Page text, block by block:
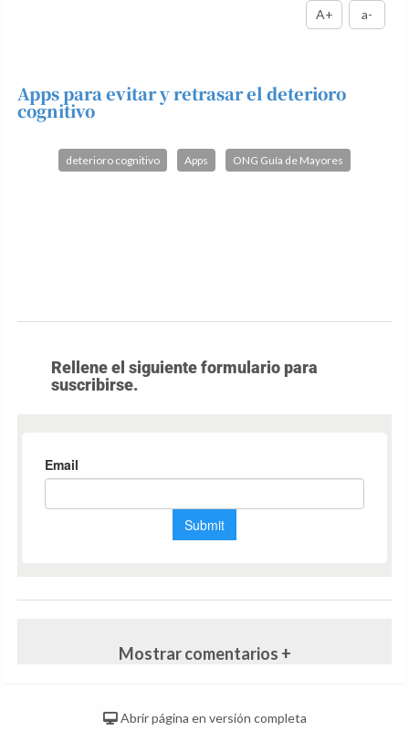
A+
a-
Apps para evitar y retrasar el deterioro
cognitivo
deterioro cognitivo Apps ONG Guía de Mayores
Rellene el siguiente formulario para
suscribirse.
Mostrar comentarios +
Abrir página en versión completa